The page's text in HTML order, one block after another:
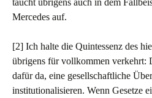
taucht übrigens auch in dem
Mercedes auf.
[2] Ich halte die Quintessenz des
übrigens für vollkommen verkehrt:
dafür da, eine gesellschaftliche
institutionalisieren. Wenn Gesetze